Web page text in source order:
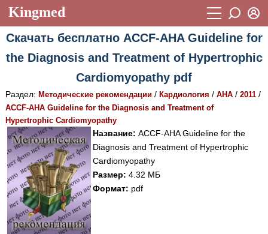
Kingmed
Учебный материал
Видеогалерея 899
Истории болезней 1268
Лекции и презентации 2474
Аккредитационные тесты (6)
Методические рекомендации
Научно-популярное
Статьи
Восстановить пароль
Регистрация
Скачать бесплатно ACCF-AHA Guideline for
the Diagnosis and Treatment of Hypertrophic
Cardiomyopathy pdf
Раздел: Методические рекомендации/ Кардиология / AHA/ 2011/
ACCF-AHA Guideline for the Diagnosis and Treatment of
Hypertrophic Cardiomyopathy
Название: ACCF-AHA Guideline for the
Diagnosis and Treatment of Hypertrophic
Cardiomyopathy
Размер: 4.32 МБ
Формат: pdf